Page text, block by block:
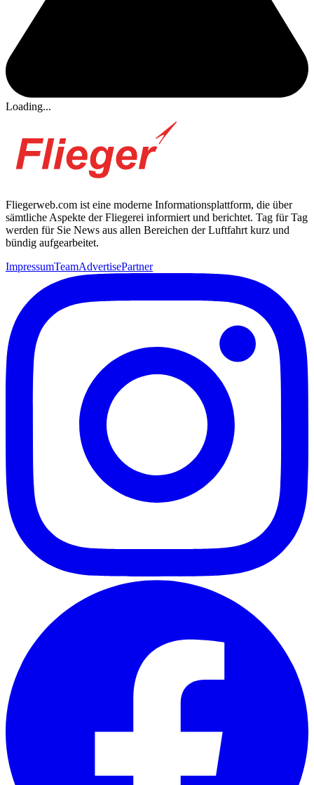
Loading...
Fliegerweb.com ist eine moderne Informationsplattform, die über
sämtliche Aspekte der Fliegerei informiert und berichtet. Tag für Tag
werden für Sie News aus allen Bereichen der Luftfahrt kurz und
bündig aufgearbeitet.
ImpressumTeamAdvertisePartner